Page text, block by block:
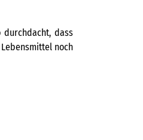
durchdacht, dass
noch